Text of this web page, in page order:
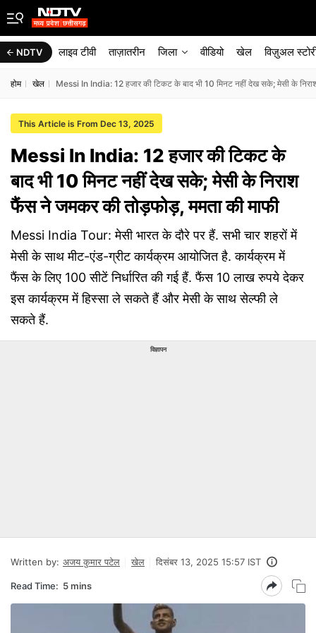
NDTV लाइव टीवी ताज़ातरीन जिला वीडियो खेल विज़ुअल
होम खेल Messi In India: 12 हजार की टिकट के बाद भी 10 मिनट नहीं देख सके; मेसी के
This Article is From Dec 13, 2025
Messi In India: 12 हजार की टिकट के
बाद भी 10 मिनट नहीं देख सके; मेसी के निराश
फैंस ने जमकर की तोड़फोड़, ममता की माफी
Messi India Tour: मेसी भारत के दौरे पर हैं. सभी चार शहरों में
मेसी के साथ मीट-एंड-ग्रीट कार्यक्रम आयोजित है. कार्यक्रम में
फैंस के लिए 100 सीटें निर्धारित की गई हैं. फैंस 10 लाख रुपये देकर
इस कार्यक्रम में हिस्सा ले सकते हैं और मेसी के साथ सेल्फी ले
सकते हैं.
विज्ञापन
Written by: अजय कुमार पटेल खेल दिसंबर 13, 2025 15:57 IST
Read Time: 5 mins